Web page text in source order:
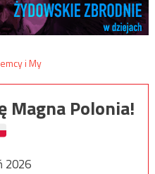
Magna Polonia!
2026